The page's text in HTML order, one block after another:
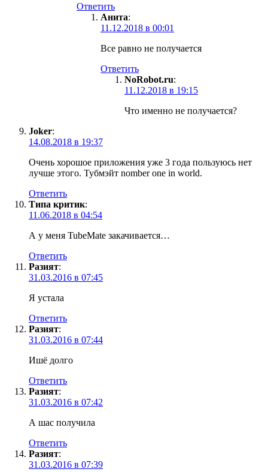
Ответить
Анита:
11.12.2018 в 00:01
Все равно не получается
Ответить
NoRobot.ru:
11.12.2018 в 19:15
Что именно не получается?
Joker:
14.08.2018 в 19:37
Очень хорошое приложения уже 3 года пользуюсь нет
лучше этого. Тубмэйт nomber one in world.
Ответить
Типа критик:
11.06.2018 в 04:54
А у меня TubeMate закачивается…
Ответить
Разият:
31.03.2016 в 07:45
Я устала
Ответить
Разият:
31.03.2016 в 07:44
Ишё долго
Ответить
Разият:
31.03.2016 в 07:42
А шас получила
Ответить
Разият:
31.03.2016 в 07:39